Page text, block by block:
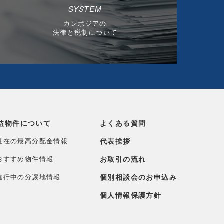
SYSTEM
カンボジアの
法律と税制について
物件について
在の最高分配金情報
すすめ物件情報
行中の分譲地情報
よくある質問
代表挨拶
お取引の流れ
個別相談会のお申込み
個人情報保護方針